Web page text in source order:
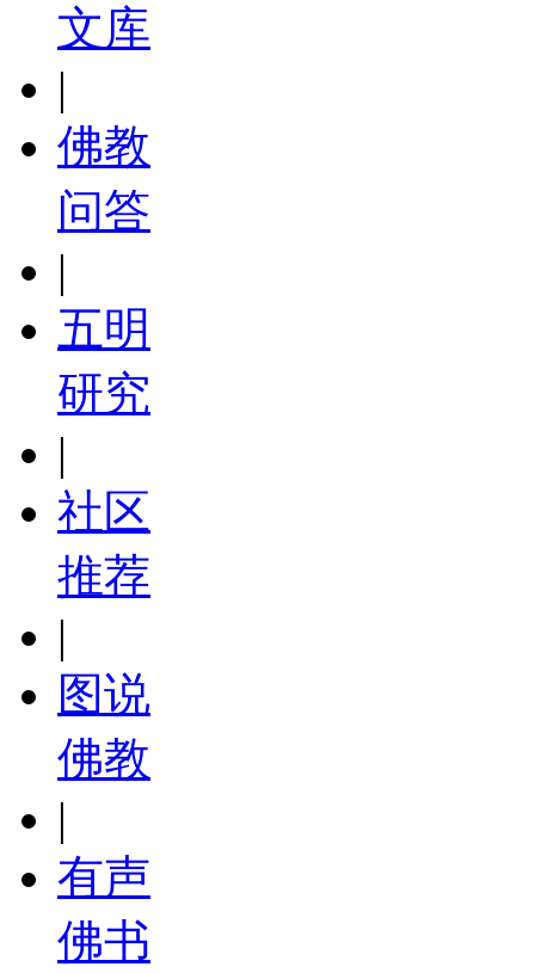
文库
|
佛教
问答
|
五明
研究
|
社区
推荐
|
图说
佛教
|
有声
佛书